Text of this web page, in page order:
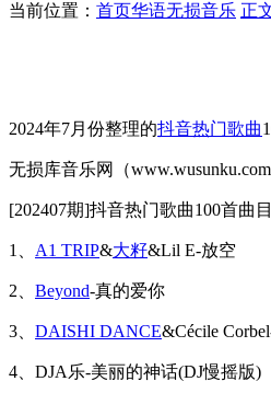
当前位置： 首页华语无损音乐 正
2024年7月份整理的抖音热门歌曲
无损库音乐网（
[202407期]抖音热门歌曲100首曲目
1、 A1 TRIP&大籽&Lil E-放空
2、 Beyond-真的爱你
3、 DAISHI DANCE&Cécile
4、DJA乐-美丽的神话(DJ慢摇版)